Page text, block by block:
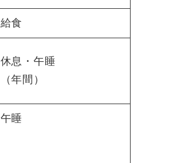
給食
休息・午睡
（年間）
午睡